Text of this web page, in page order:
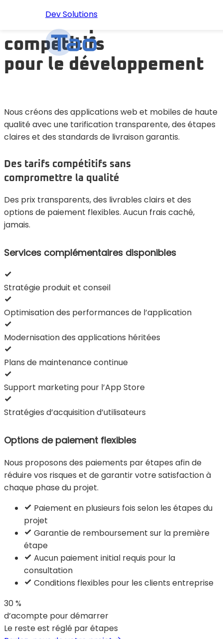
Dev Solutions
ACCUEIL
SERVICES
PORTFOLIO
BLOG
TARIFICATION
Tarifs simples et
compétitifs
pour le développement
Nous créons des applications web et mobiles de haute
qualité avec une tarification transparente, des étapes
claires et des standards de livraison garantis.
Des tarifs compétitifs sans
compromettre la qualité
Des prix transparents, des livrables clairs et des
options de paiement flexibles. Aucun frais caché,
jamais.
Services complémentaires disponibles
Stratégie produit et conseil
Optimisation des performances de l’application
Modernisation des applications héritées
Plans de maintenance continue
Support marketing pour l’App Store
Stratégies d’acquisition d’utilisateurs
Options de paiement flexibles
Nous proposons des paiements par étapes afin de
réduire vos risques et de garantir votre satisfaction à
chaque phase du projet.
Paiement en plusieurs fois selon les étapes du
projet
Garantie de remboursement sur la première
étape
Aucun paiement initial requis pour la
consultation
Conditions flexibles pour les clients entreprise
30 %
d’acompte pour démarrer
Le reste est réglé par étapes